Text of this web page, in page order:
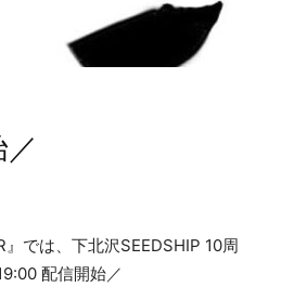
では、下北沢SEEDSHIP 10周
配信開始／